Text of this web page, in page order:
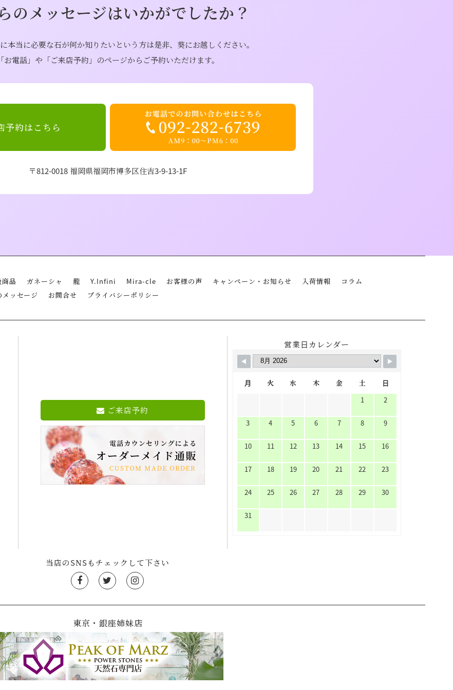
のメッセージはいかがでしたか？
本当に必要な石が何か知りたいという方は是非、葵にお越しください。
「お電話」や「ご来店予約」のページからご予約いただけます。
予約はこちら
〒812-0018 福岡県福岡市博多区住吉3-9-13-1F
品 ガネーシャ 龍 Y.Infini Mira-cle お客様の声 キャンペーン・お知らせ 入荷情報
コラム
ッセージ お問合せ プライバシーポリシー
ご来店予約
営業日カレンダー
月 火 水 木 金 土
日
1
2
3 4 5 6 7 8 9
10 11 12 13 14 15 16
17 18 19 20 21 22 23
24 25 26 27 28 29 30
31
当店のSNSもチェックして下さい
東京・銀座姉妹店